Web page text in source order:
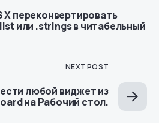
X переконвертировать
или .strings в читабельный
NEXT POST
любой виджет из
на Рабочий стол.